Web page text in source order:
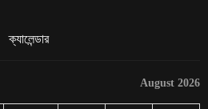
ক্যালেন্ডার
August 2026